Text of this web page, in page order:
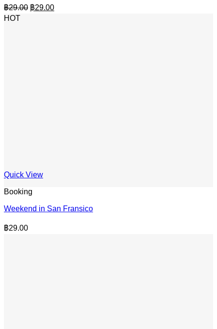
฿29.00 Original
price
฿29.00Current
price
HOT
Quick View
Booking
Weekend in San Fransico
฿29.00